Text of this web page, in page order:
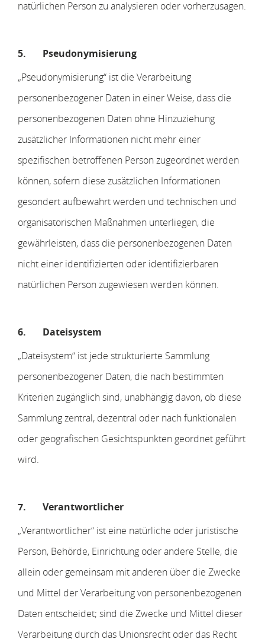
natürlichen Person zu analysieren oder vorherzusagen.
5. Pseudonymisierung
„Pseudonymisierung“ ist die Verarbeitung
personenbezogener Daten in einer Weise, dass die
personenbezogenen Daten ohne Hinzuziehung
zusätzlicher Informationen nicht mehr einer
spezifischen betroffenen Person zugeordnet werden
können, sofern diese zusätzlichen Informationen
gesondert aufbewahrt werden und technischen und
organisatorischen Maßnahmen unterliegen, die
gewährleisten, dass die personenbezogenen Daten
nicht einer identifizierten oder identifizierbaren
natürlichen Person zugewiesen werden können.
6. Dateisystem
„Dateisystem“ ist jede strukturierte Sammlung
personenbezogener Daten, die nach bestimmten
Kriterien zugänglich sind, unabhängig davon, ob diese
Sammlung zentral, dezentral oder nach funktionalen
oder geografischen Gesichtspunkten geordnet geführt
wird.
7. Verantwortlicher
„Verantwortlicher“ ist eine natürliche oder juristische
Person, Behörde, Einrichtung oder andere Stelle, die
allein oder gemeinsam mit anderen über die Zwecke
und Mittel der Verarbeitung von personenbezogenen
Daten entscheidet; sind die Zwecke und Mittel dieser
Verarbeitung durch das Unionsrecht oder das Recht